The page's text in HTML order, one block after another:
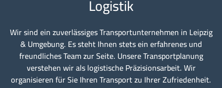
Logistik
Wir sind ein zuverlässiges Transportunternehmen in Leipzig
& Umgebung. Es steht Ihnen stets ein erfahrenes und
freundliches Team zur Seite. Unsere Transportplanung
verstehen wir als logistische Präzisionsarbeit. Wir
organisieren für Sie Ihren Transport zu Ihrer Zufriedenheit.